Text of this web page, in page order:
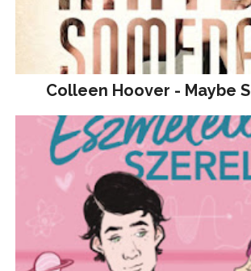
Colleen Hoover - Maybe